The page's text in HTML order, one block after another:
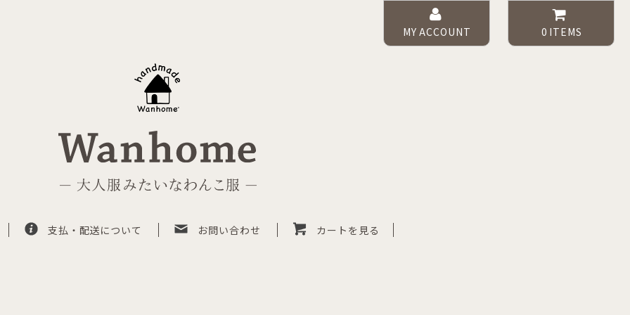
MY ACCOUNT 0 ITEMS
支払・配送について お問い合わせ カートを見る